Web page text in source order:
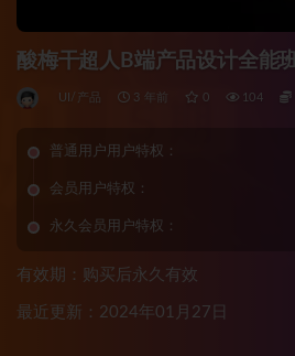
酸梅干超人B端产品设计全能
UI/产品 3 年前 0 104
普通用户用户特权：
会员用户特权：
永久会员用户特权：
有效期：购买后永久有效
最近更新：2024年01月27日